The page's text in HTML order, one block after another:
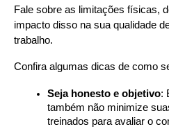
Fale sobre as limitações físicas,
impacto disso na sua qualidade
trabalho.
Confira algumas dicas de como
Seja honesto e objetivo:
também não minimize
treinados para avaliar o